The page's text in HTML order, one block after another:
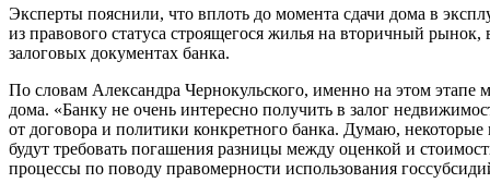
Эксперты пояснили, что вплоть до момента сдачи дома в
из правового статуса строящегося жилья на вторичный рынок,
залоговых документах банка.
По словам Александра Чернокульского, именно на этом
дома. «Банку не очень интересно получить в залог
от договора и политики конкретного банка. Думаю,
будут требовать погашения разницы между оценкой и
процессы по поводу правомерности использования